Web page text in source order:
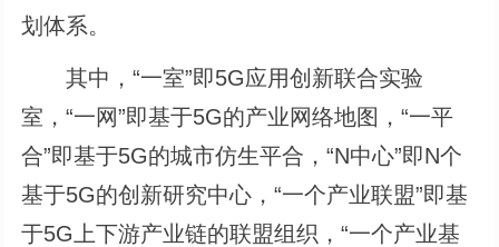
划体系。
其中，“一室”即5G应用创新联合实验
室，“一网”即基于5G的产业网络地图，“一平
合”即基于5G的城市仿生平合，“N中心”即N个
基于5G的创新研究中心，“一个产业联盟”即基
于5G上下游产业链的联盟组织，“一个产业基